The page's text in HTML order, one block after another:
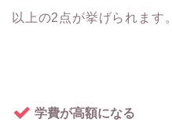
以上の2点が挙げられます。
学費が高額になる